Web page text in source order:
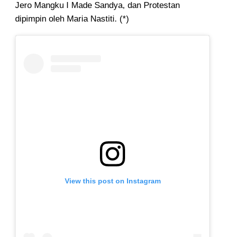
Jero Mangku I Made Sandya, dan Protestan
dipimpin oleh Maria Nastiti. (*)
View this post on Instagram